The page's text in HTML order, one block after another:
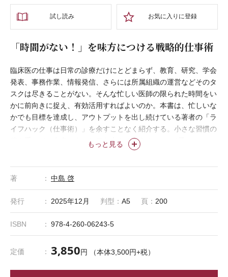
試し読み お気に入りに登録
「時間がない！」を味方につける戦略的仕事術
もっと見る
臨床医の仕事は日常の診療だけにとどまらず、教育、研究、学会
発表、事務作業、情報発信、さらには所属組織の運営などそのタ
スクは尽きることがない。そんな忙しい医師の限られた時間をい
かに前向きに捉え、有効活用すればよいのか。本書は、忙しいな
かでも目標を達成し、アウトプットを出し続けている著者の「ラ
イフハック（仕事術）」を余すことなく紹介する。小さな習慣の
積み重ねで、自身のキャリアを大きく変えるための1冊。
著 中島 啓
発行 2025年12月 判型： A5 頁： 200
ISBN 978-4-260-06243-5
定価 3,850円 （本体3,500円+税）